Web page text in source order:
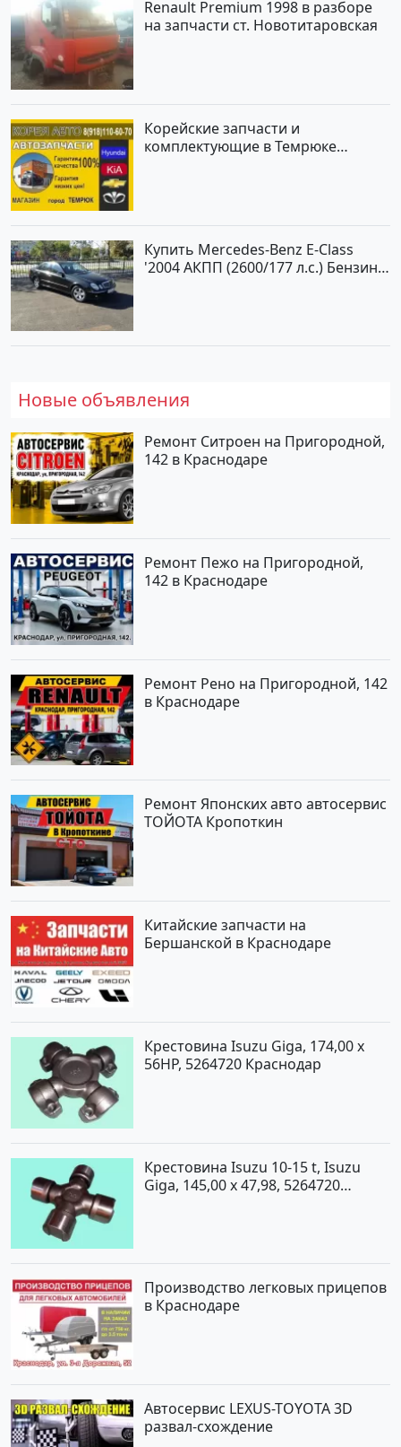
Renault Premium 1998 в разборе
на запчасти ст. Новотитаровская
Корейские запчасти и
комплектующие в Темрюке
Купить Mercedes-Benz E-Class
'2004 АКПП (2600/177 л.с.) Бензин
Новые объявления
Ремонт Ситроен на Пригородной,
142 в Краснодаре
Ремонт Пежо на Пригородной,
142 в Краснодаре
Ремонт Рено на Пригородной, 142
в Краснодаре
Ремонт Японских авто автосервис
ТОЙОТА Кропоткин
Китайские запчасти на
Бершанской в Краснодаре
Крестовина Isuzu Giga, 174,00 x
56HP, 5264720 Краснодар
Крестовина Isuzu 10-15 t, Isuzu
Giga, 145,00 x 47,98, 5264720
Производство легковых прицепов
в Краснодаре
Автосервис LEXUS-TOYOTA 3D
развал-схождение